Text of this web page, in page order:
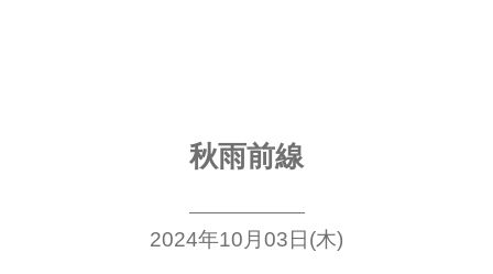
秋雨前線
2024年10月03日(木)